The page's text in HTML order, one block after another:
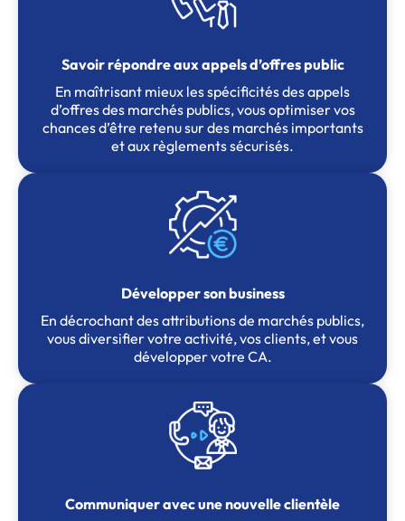
Savoir répondre aux appels d’offres public
En maîtrisant mieux les spécificités des appels
d’offres des marchés publics, vous optimiser vos
chances d’être retenu sur des marchés importants
et aux règlements sécurisés.
Développer son business
En décrochant des attributions de marchés publics,
vous diversifier votre activité, vos clients, et vous
développer votre CA.
Communiquer avec une nouvelle clientèle